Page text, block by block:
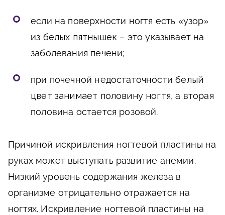
если на поверхности ногтя есть «узор»
из белых пятнышек – это указывает на
заболевания печени;
при почечной недостаточностибелый
цвет занимает половину ногтя, а вторая
половина остается розовой.
Причиной искривления ногтевой пластины на
руках может выступать развитие анемии.
Низкий уровень содержания железа в
организме отрицательно отражается на
ногтях. Искривление ногтевой пластины на